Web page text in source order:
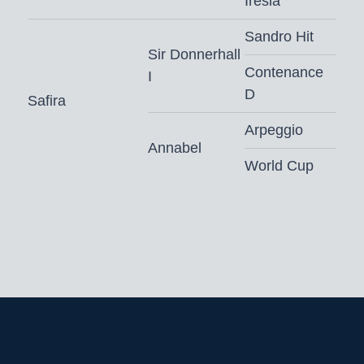
keuringskampioen in Westfalen en
absolute prijsrecordhouder op de
hengstenmarkt in Münster-Handorf.
Ook verliet de stralend mooie hengst
de Deense keuring als premiehengst
en voltooide hij zijn 14-daagse test in
Dynamic Diva, bracht de recent
Safira
Sir Donnerhall
I
Sandro Hit
Contenance
D
Annabel
Arpeggio
World Cup